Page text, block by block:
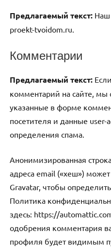
Предлагаемый текст: Наш
proekt-tvoidom.ru.
Комментарии
Предлагаемый текст:
комментарий на сайте,
указанные в форме
посетителя и данные user-
определения спама.
Анонимизированная
адреса email («хеш») может
Gravatar, чтобы
Политика
здесь: https://
одобрения комментария
профиля будет видимым